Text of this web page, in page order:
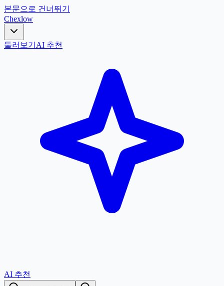
본문으로 건너뛰기
Chexlow
둘러보기 AI 추천
AI 추천